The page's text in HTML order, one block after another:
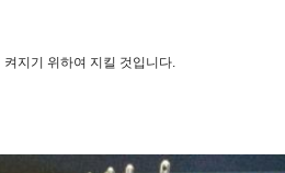
지기 위하여 지킬 것입니다.